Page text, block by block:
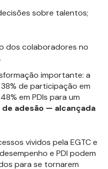
sobre talentos;
dos colaboradores no
importante: a
de participação em
em PDIs para um
adesão — alcançada
vividos pela EGTC e
e PDI podem
para se tornarem